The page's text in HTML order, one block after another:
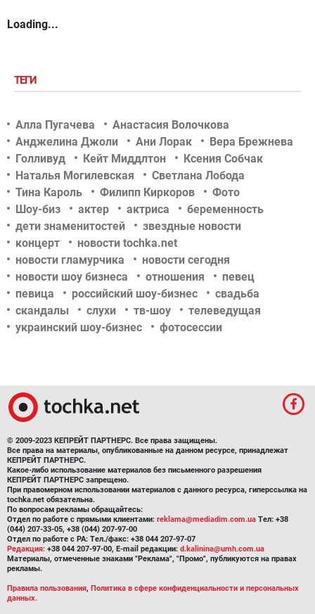
Loading...
ТЕГИ
Алла Пугачева
Анастасия Волочкова
Анджелина Джоли
Ани Лорак
Вера Брежнева
Голливуд
Кейт Миддлтон
Ксения Собчак
Наталья Могилевская
Светлана Лобода
Тина Кароль
Филипп Киркоров
Фото
Шоу-биз
актер актриса
беременность
дети знаменитостей
звездные новости
концерт
новости tochka.net
новости гламурчика
новости сегодня
новости шоу бизнеса
отношения
певец
певица
российский шоу-бизнес
свадьба
скандалы
слухи тв-шоу
телеведущая
украинский шоу-бизнес
фотосессии
© 2009-2023 КЕПРЕЙТ ПАРТНЕРС. Все права защищены.
Все права на материалы, опубликованные на данном ресурсе, принадлежат
КЕПРЕЙТ ПАРТНЕРС.
Какое-либо использование материалов без письменного разрешения
КЕПРЕЙТ ПАРТНЕРС запрещено.
При правомерном использовании материалов с данного ресурса, гиперссылка на
tochka.net обязательна.
По вопросам рекламы обращайтесь:
Отдел по работе с прямыми клиентами: reklama@mediadim.com.ua Тел: +38
(044) 207-33-05, +38 (044) 207-97-00
Отдел по работе с РА: Тел./факс: +38 044 207-97-07
Редакция: +38 044 207-97-00, E-mail редакции: d.kalinina@umh.com.ua
Материалы, отмеченные знаками "Реклама", "Промо", публикуются на правах
рекламы.
Правила пользования, Политика в сфере конфиденциальности и персональных
данных.